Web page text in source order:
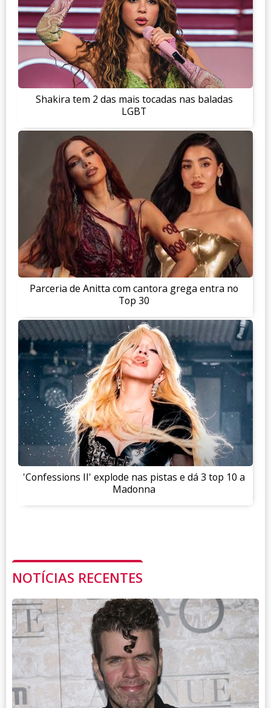
Shakira tem 2 das mais tocadas nas baladas
LGBT
Parceria de Anitta com cantora grega entra no
Top 30
'Confessions II' explode nas pistas e dá 3 top 10 a
Madonna
NOTÍCIAS RECENTES